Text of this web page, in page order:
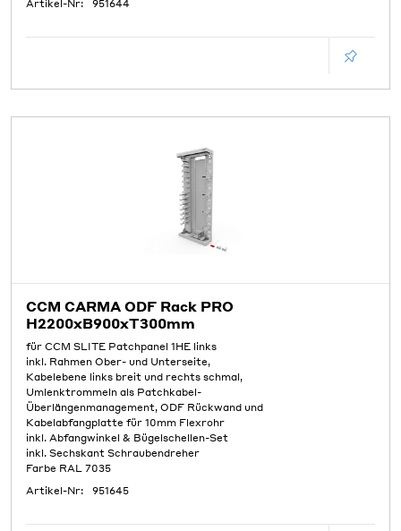
Artikel-Nr: 951644
CCM CARMA ODF Rack PRO
H2200xB900xT300mm
für CCM SLITE Patchpanel 1HE links
inkl. Rahmen Ober- und Unterseite,
Kabelebene links breit und rechts schmal,
Umlenktrommeln als Patchkabel-
Überlängenmanagement, ODF Rückwand und
Kabelabfangplatte für 10mm Flexrohr
inkl. Abfangwinkel & Bügelschellen-Set
inkl. Sechskant Schraubendreher
Farbe RAL 7035
Artikel-Nr:
951645